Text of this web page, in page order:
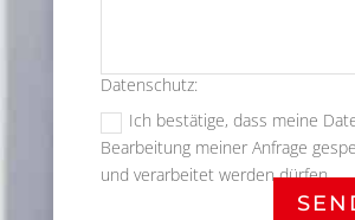
Datenschutz:
Ich bestätige, dass meine
Bearbeitung meiner Anfrage
und verarbeitet werden dürfen.